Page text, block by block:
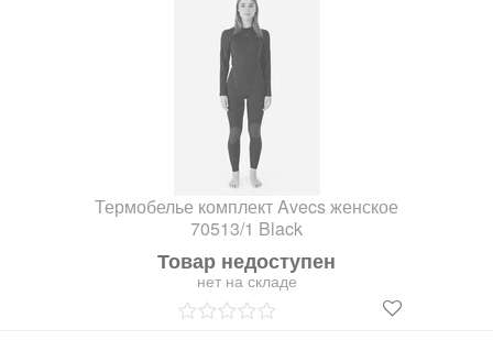
Термобелье комплект Avecs женское
70513/1 Black
Товар недоступен
нет на складе